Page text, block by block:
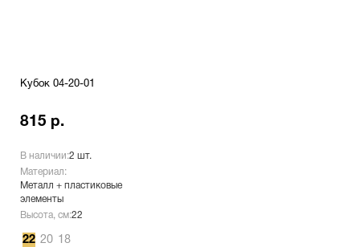
Кубок 04-20-01
815 р.
В наличии:2 шт.
Материал:
Металл + пластиковые
элементы
Высота, см:22
22 20 18